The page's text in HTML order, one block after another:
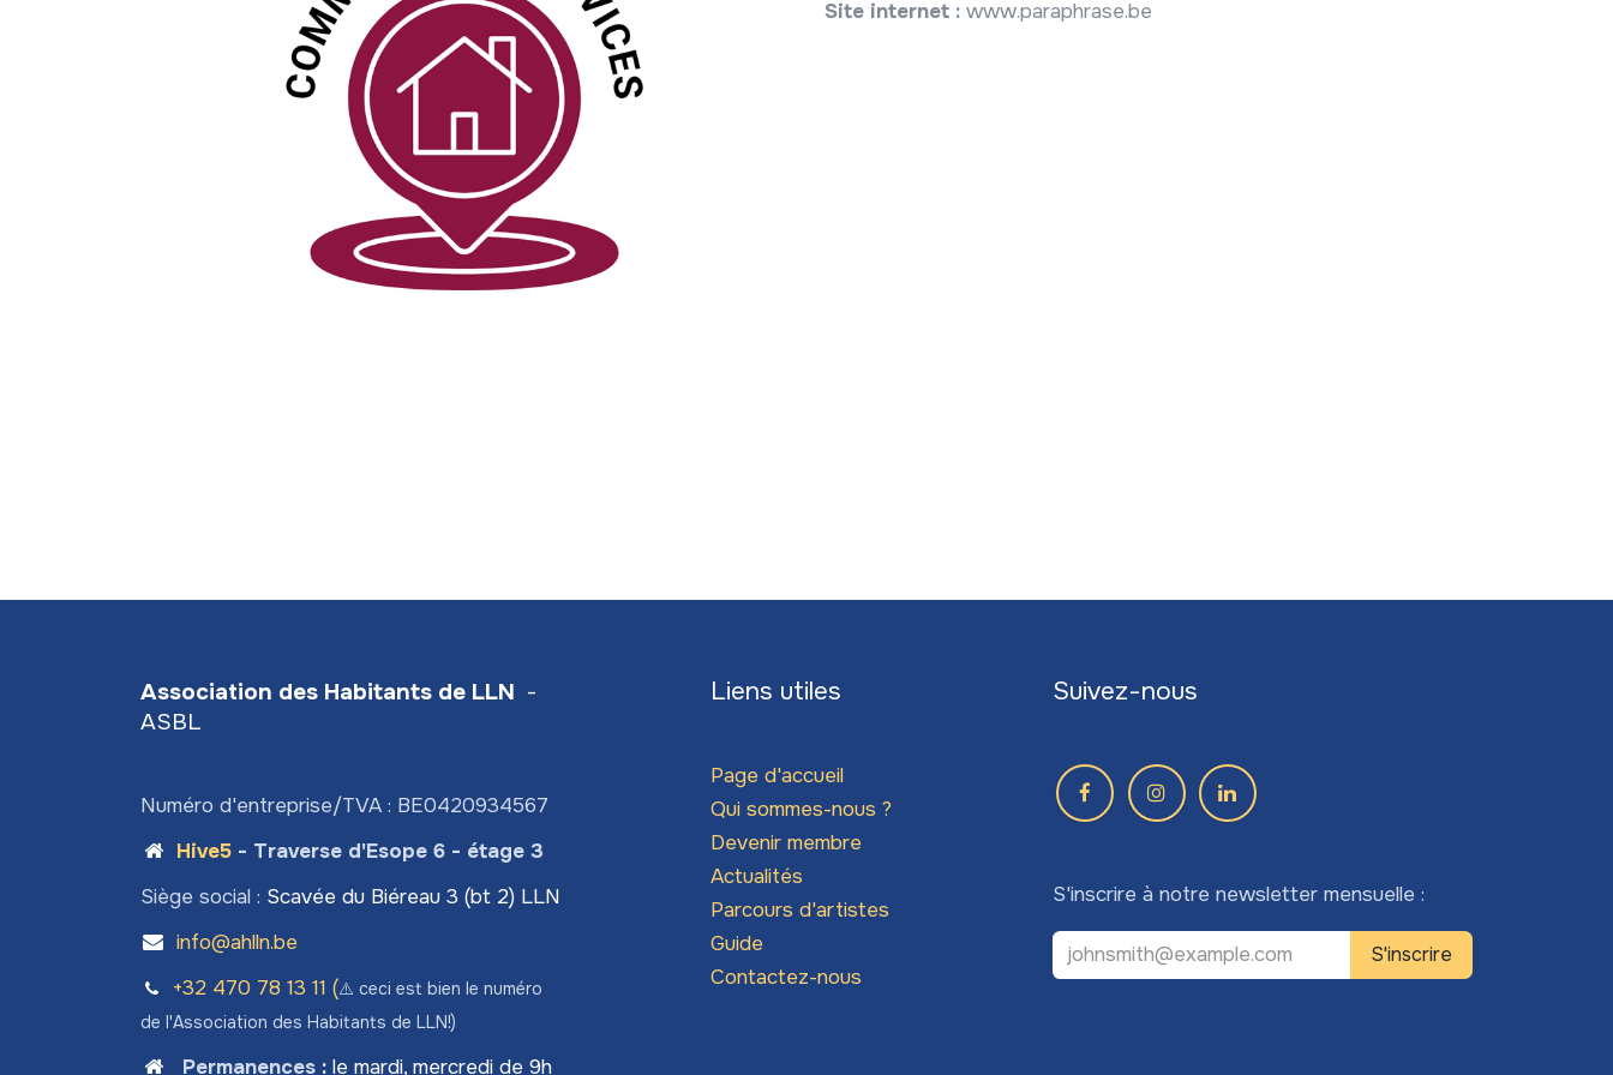
Site internet : www.paraphrase.be
Association des Habitants de LLN -
ASBL
Numéro d'entreprise/TVA : BE0420934567
Hive5- Traverse d'Esope 6 - étage 3
Siège social : Scavée du Biéreau 3 (bt 2) LLN
info@ahlln.be
+32 470 78​ 13 11 (⚠️ ceci est bien le numéro
de l'Association des Habitants de LLN!)
Permanences: le mardi, mercredi de 9h
Liens utiles
Page d'accueil
Qui sommes-nous ?
Devenir membre
Actualités
Parcours d'artistes
Guide
Contactez-nous
Suivez-nous
S'inscrire à notre newsletter mensuelle :
S'inscrire